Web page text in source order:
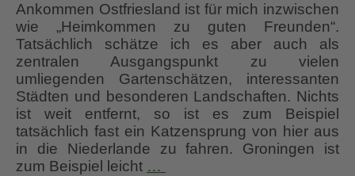
Ankommen Ostfriesland ist für mich inzwischen
wie „Heimkommen zu guten Freunden“.
Tatsächlich schätze ich es aber auch als
zentralen Ausgangspunkt zu vielen
umliegenden Gartenschätzen, interessanten
Städten und besonderen Landschaften. Nichts
ist weit entfernt, so ist es zum Beispiel
tatsächlich fast ein Katzensprung von hier aus
in die Niederlande zu fahren. Groningen ist
zum Beispiel leicht …